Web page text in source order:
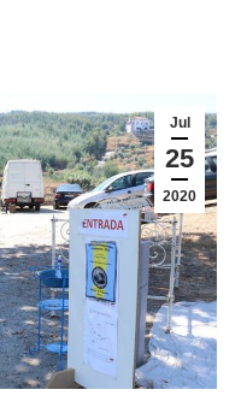
Jul
25
2020